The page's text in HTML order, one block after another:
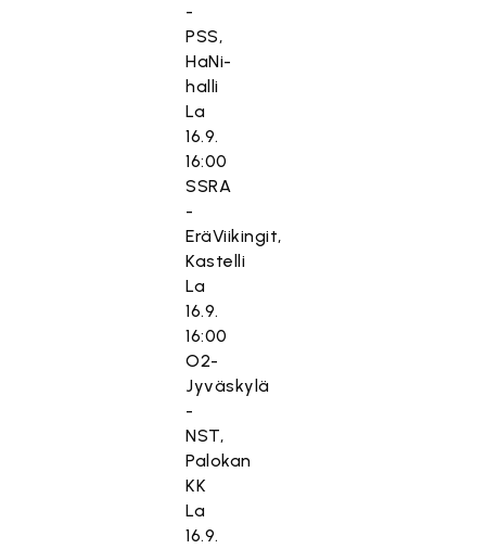
-
PSS,
HaNi-
halli
La
16.9.
16:00
SSRA
-
EräViikingit,
Kastelli
La
16.9.
16:00
O2-
Jyväskylä
-
NST,
Palokan
KK
La
16.9.